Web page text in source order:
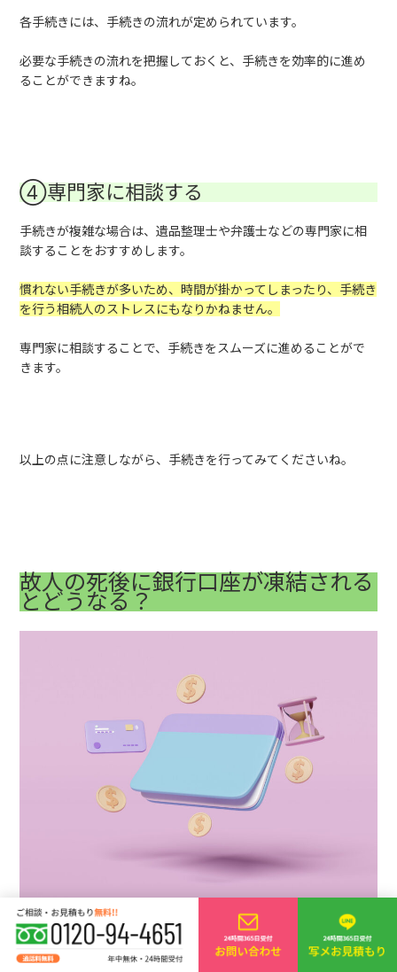
各手続きには、手続きの流れが定められています。
必要な手続きの流れを把握しておくと、手続きを効率的に進め
ることができますね。
④専門家に相談する
手続きが複雑な場合は、遺品整理士や弁護士などの専門家に相
談することをおすすめします。
慣れない手続きが多いため、時間が掛かってしまったり、手続き
を行う相続人のストレスにもなりかねません。
専門家に相談することで、手続きをスムーズに進めることがで
きます。
以上の点に注意しながら、手続きを行ってみてくださいね。
故人の死後に銀行口座が凍結される
とどうなる？
故人の死後に死亡届を提出すると同時に、故人が所有する銀行
口座が凍結されます。